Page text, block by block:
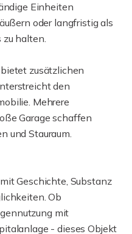
Einheiten
oder langfristig als
halten.
zusätzlichen
den
Mehrere
Garage schaffen
und Stauraum.
Geschichte, Substanz
Ob
mit
- dieses Objekt